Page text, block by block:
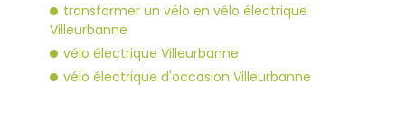
transformer un vélo en vélo électrique
Villeurbanne
vélo électrique Villeurbanne
vélo électrique d'occasion Villeurbanne